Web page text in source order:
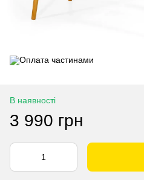
В наявності
3 990 грн